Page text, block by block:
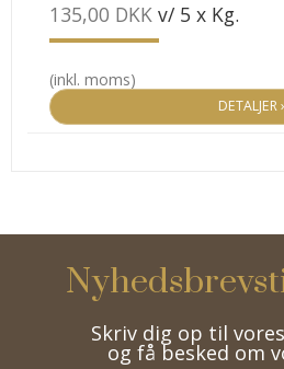
135,00 DKK v/ 5 x Kg.
(inkl. moms)
DETALJER
Skriv dig op til
og få besked om